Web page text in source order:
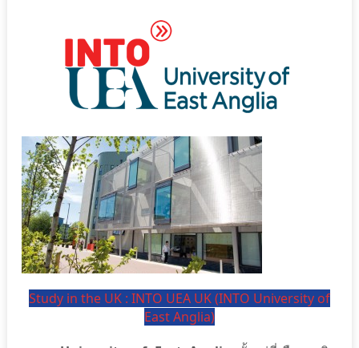
Study in the UK : INTO UEA UK (INTO University of
East Anglia)